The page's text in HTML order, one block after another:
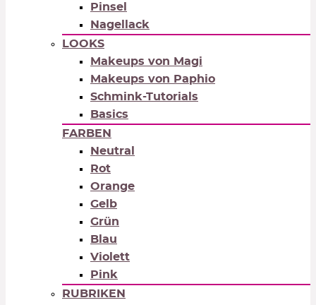
Pinsel
Nagellack
LOOKS
Makeups von Magi
Makeups von Paphio
Schmink-Tutorials
Basics
FARBEN
Neutral
Rot
Orange
Gelb
Grün
Blau
Violett
Pink
RUBRIKEN